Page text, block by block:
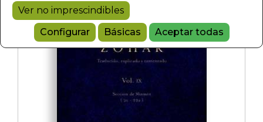
Ver no imprescindibles
Configurar
Básicas Aceptar todas